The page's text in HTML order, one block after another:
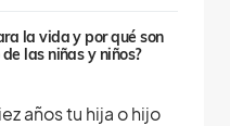
la vida y por qué son
las niñas y niños?
años tu hija o hijo